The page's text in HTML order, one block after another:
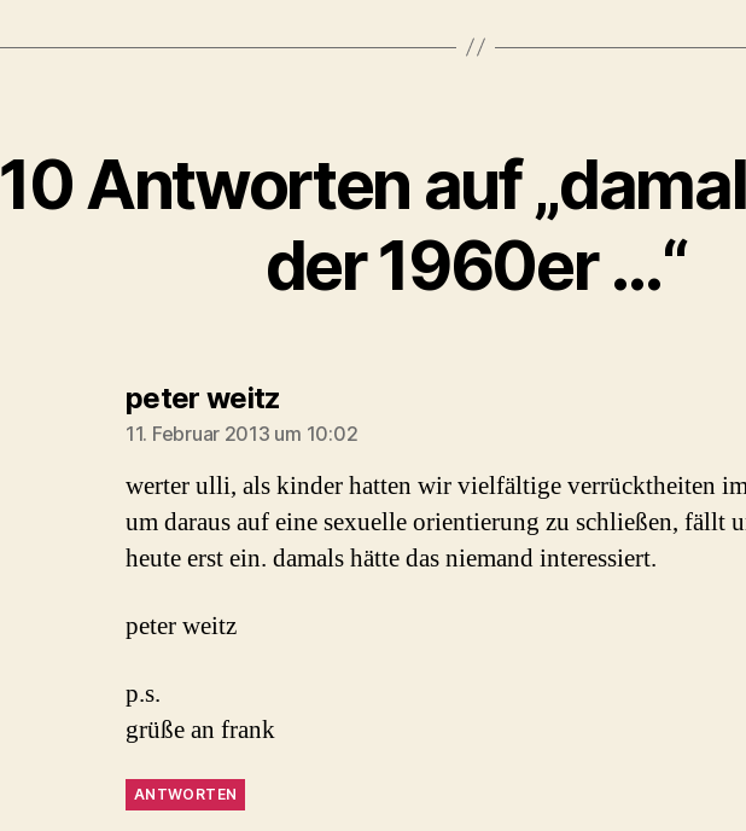
10 Antworten auf
der 1960er …“
peter weitz
11. Februar 2013 um 10:02
werter ulli, als kinder hatten wir vielfältige verrücktheiten
um daraus auf eine sexuelle orientierung zu schließen, fällt
heute erst ein. damals hätte das niemand interessiert.
peter weitz
p.s.
grüße an frank
ANTWORTEN